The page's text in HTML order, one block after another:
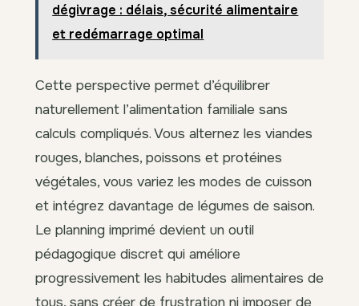
dégivrage : délais, sécurité alimentaire
et redémarrage optimal
Cette perspective permet d’équilibrer
naturellement l’alimentation familiale sans
calculs compliqués. Vous alternez les viandes
rouges, blanches, poissons et protéines
végétales, vous variez les modes de cuisson
et intégrez davantage de légumes de saison.
Le planning imprimé devient un outil
pédagogique discret qui améliore
progressivement les habitudes alimentaires de
tous, sans créer de frustration ni imposer de